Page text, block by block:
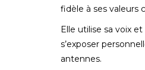
fidèle à ses valeurs
Elle utilise sa voix
s’exposer
antennes.